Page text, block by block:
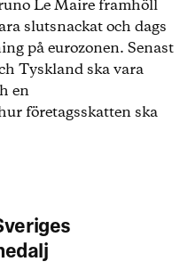
Le Maire framhöll
slutsnackat och dags
på eurozonen. Senast
Tyskland ska vara
en
företagsskatten ska